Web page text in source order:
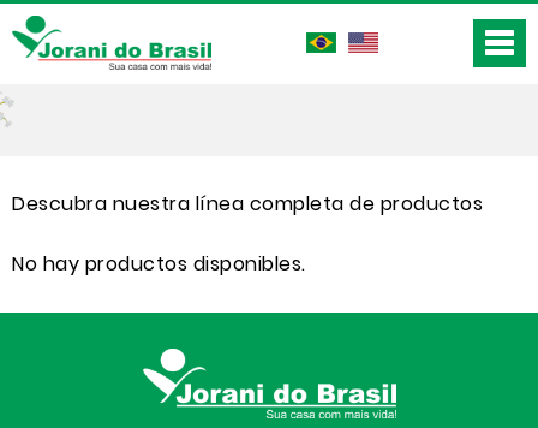
Descubra nuestra línea completa de productos
No hay productos disponibles.